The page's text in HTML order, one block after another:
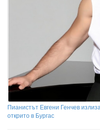
Пианистът Евгени Генчев
открито в Бургас